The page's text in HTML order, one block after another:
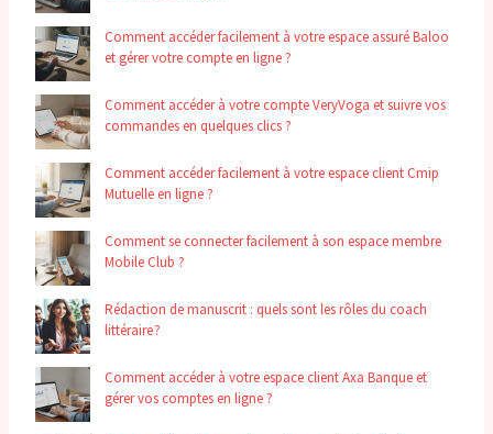
Comment accéder facilement à votre espace assuré Baloo
et gérer votre compte en ligne ?
Comment accéder à votre compte VeryVoga et suivre vos
commandes en quelques clics ?
Comment accéder facilement à votre espace client Cmip
Mutuelle en ligne ?
Comment se connecter facilement à son espace membre
Mobile Club ?
Rédaction de manuscrit : quels sont les rôles du coach
littéraire ?
Comment accéder à votre espace client Axa Banque et
gérer vos comptes en ligne ?